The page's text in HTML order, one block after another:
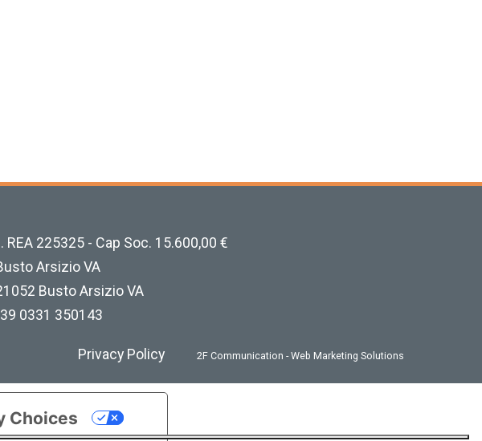
225325 - Cap Soc. 15.600,00 €
Arsizio VA
Busto Arsizio VA
0331 350143
Privacy Policy 2F Communication - Web Marketing Solutions
Choices